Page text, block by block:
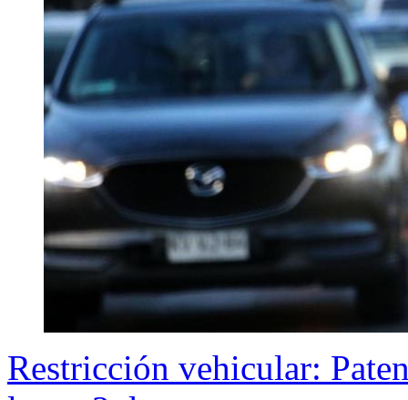
Restricción vehicular: